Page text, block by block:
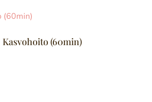
Kasvohoito (60min)